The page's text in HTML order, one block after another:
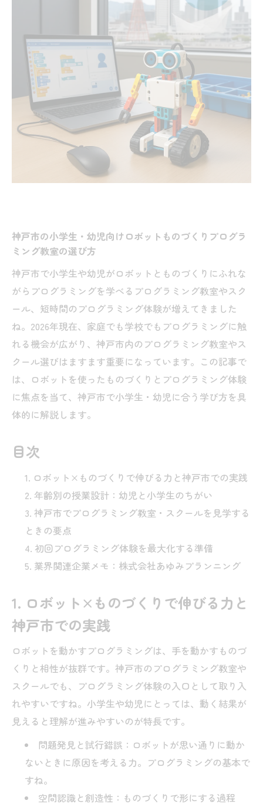
神戸市の小学生・幼児向けロボットものづくりプログラ
ミング教室の選び方
神戸市で小学生や幼児がロボットとものづくりにふれな
がらプログラミングを学べるプログラミング教室やスク
ール、短時間のプログラミング体験が増えてきました
ね。2026年現在、家庭でも学校でもプログラミングに触
れる機会が広がり、神戸市内のプログラミング教室やス
クール選びはますます重要になっています。この記事で
は、ロボットを使ったものづくりとプログラミング体験
に焦点を当て、神戸市で小学生・幼児に合う学び方を具
体的に解説します。
目次
ロボット×ものづくりで伸びる力と神戸市での実践
年齢別の授業設計：幼児と小学生のちがい
神戸市でプログラミング教室・スクールを見学する
ときの要点
初回プログラミング体験を最大化する準備
業界関連企業メモ：株式会社あゆみプランニング
1. ロボット×ものづくりで伸びる力と
神戸市での実践
ロボットを動かすプログラミングは、手を動かすものづ
くりと相性が抜群です。神戸市のプログラミング教室や
スクールでも、プログラミング体験の入口として取り入
れやすいですね。小学生や幼児にとっては、動く結果が
見えると理解が進みやすいのが特長です。
問題発見と試行錯誤：ロボットが思い通りに動か
ないときに原因を考える力。プログラミングの基本で
すね。
空間認識と創造性：ものづくりで形にする過程